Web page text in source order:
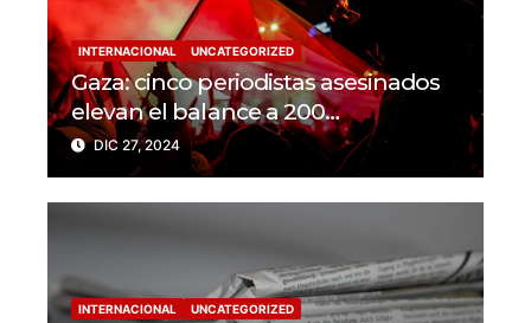
INTERNACIONAL UNCATEGORIZED
Gaza: cinco periodistas asesinados
elevan el balance a 200
trabajadores de la prensa muertos
en 2024
DIC 27, 2024
INTERNACIONAL UNCATEGORIZED